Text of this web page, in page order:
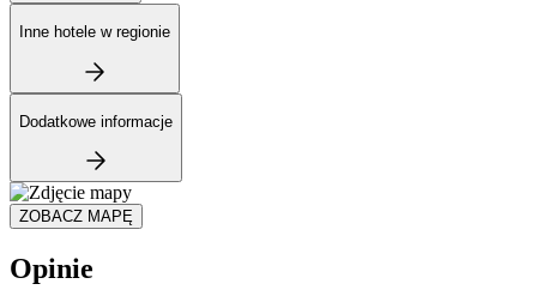
Inne hotele w regionie
Dodatkowe informacje
ZOBACZ MAPĘ
Opinie